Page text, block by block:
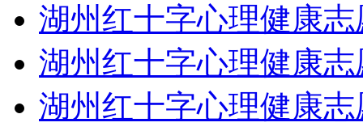
湖州红十字心理健康
湖州红十字心理健康
湖州红十字心理健康